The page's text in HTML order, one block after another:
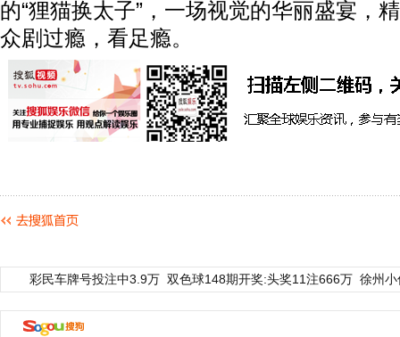
的“狸猫换太子”，一场视觉的华丽盛宴，
众剧过瘾，看足瘾。
彩民车牌号投注中3.9万 双色球148期开奖:头奖11注666万 徐州